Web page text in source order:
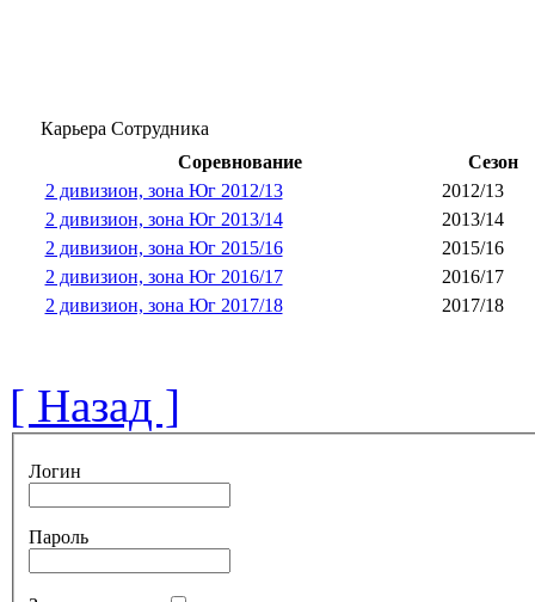
Карьера Сотрудника
Соревнование
Сезон
2 дивизион, зона Юг 2012/13
2012/13
2 дивизион, зона Юг 2013/14
2013/14
2 дивизион, зона Юг 2015/16
2015/16
2 дивизион, зона Юг 2016/17
2016/17
2 дивизион, зона Юг 2017/18
2017/18
[ Назад ]
Логин
Пароль